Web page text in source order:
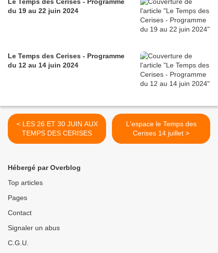
du 19 au 22 juin 2024
Le Temps des Cerises - Programme
du 12 au 14 juin 2024
< LES 26 ET 30 JUIN AUX
TEMPS DES CERISES
L'espace le Temps des
Cerises 14 juillet >
Hébergé par Overblog
Top articles
Pages
Contact
Signaler un abus
C.G.U.